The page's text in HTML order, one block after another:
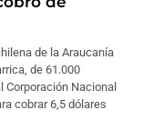
de la Araucanía
de 61.000
Corporación Nacional
cobrar 6,5 dólares